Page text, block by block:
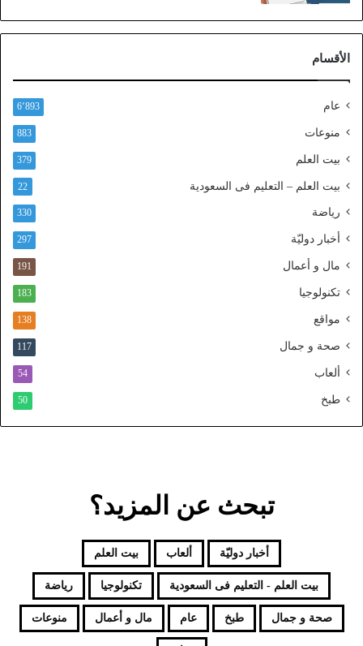
ا
ل
ف
ا
ا
ل
ط
ا
م
و
د
الأقسام
عام 6٬893
منوعات 883
بيت العلم 379
بيت العلم – التعليم فى السعودية 22
رياضة 330
أخبار دوليّة 297
مال و أعمال 191
تكنولوجيا 183
مواقع 138
صحة و جمال 117
ألعاب 54
طبخ 50
تبحث عن المزيد؟
أخبار دوليّة ألعاب بيت العلم
بيت العلم - التعليم فى السعودية تكنولوجيا رياضة
صحة و جمال طبخ عام مال و أعمال منوعات